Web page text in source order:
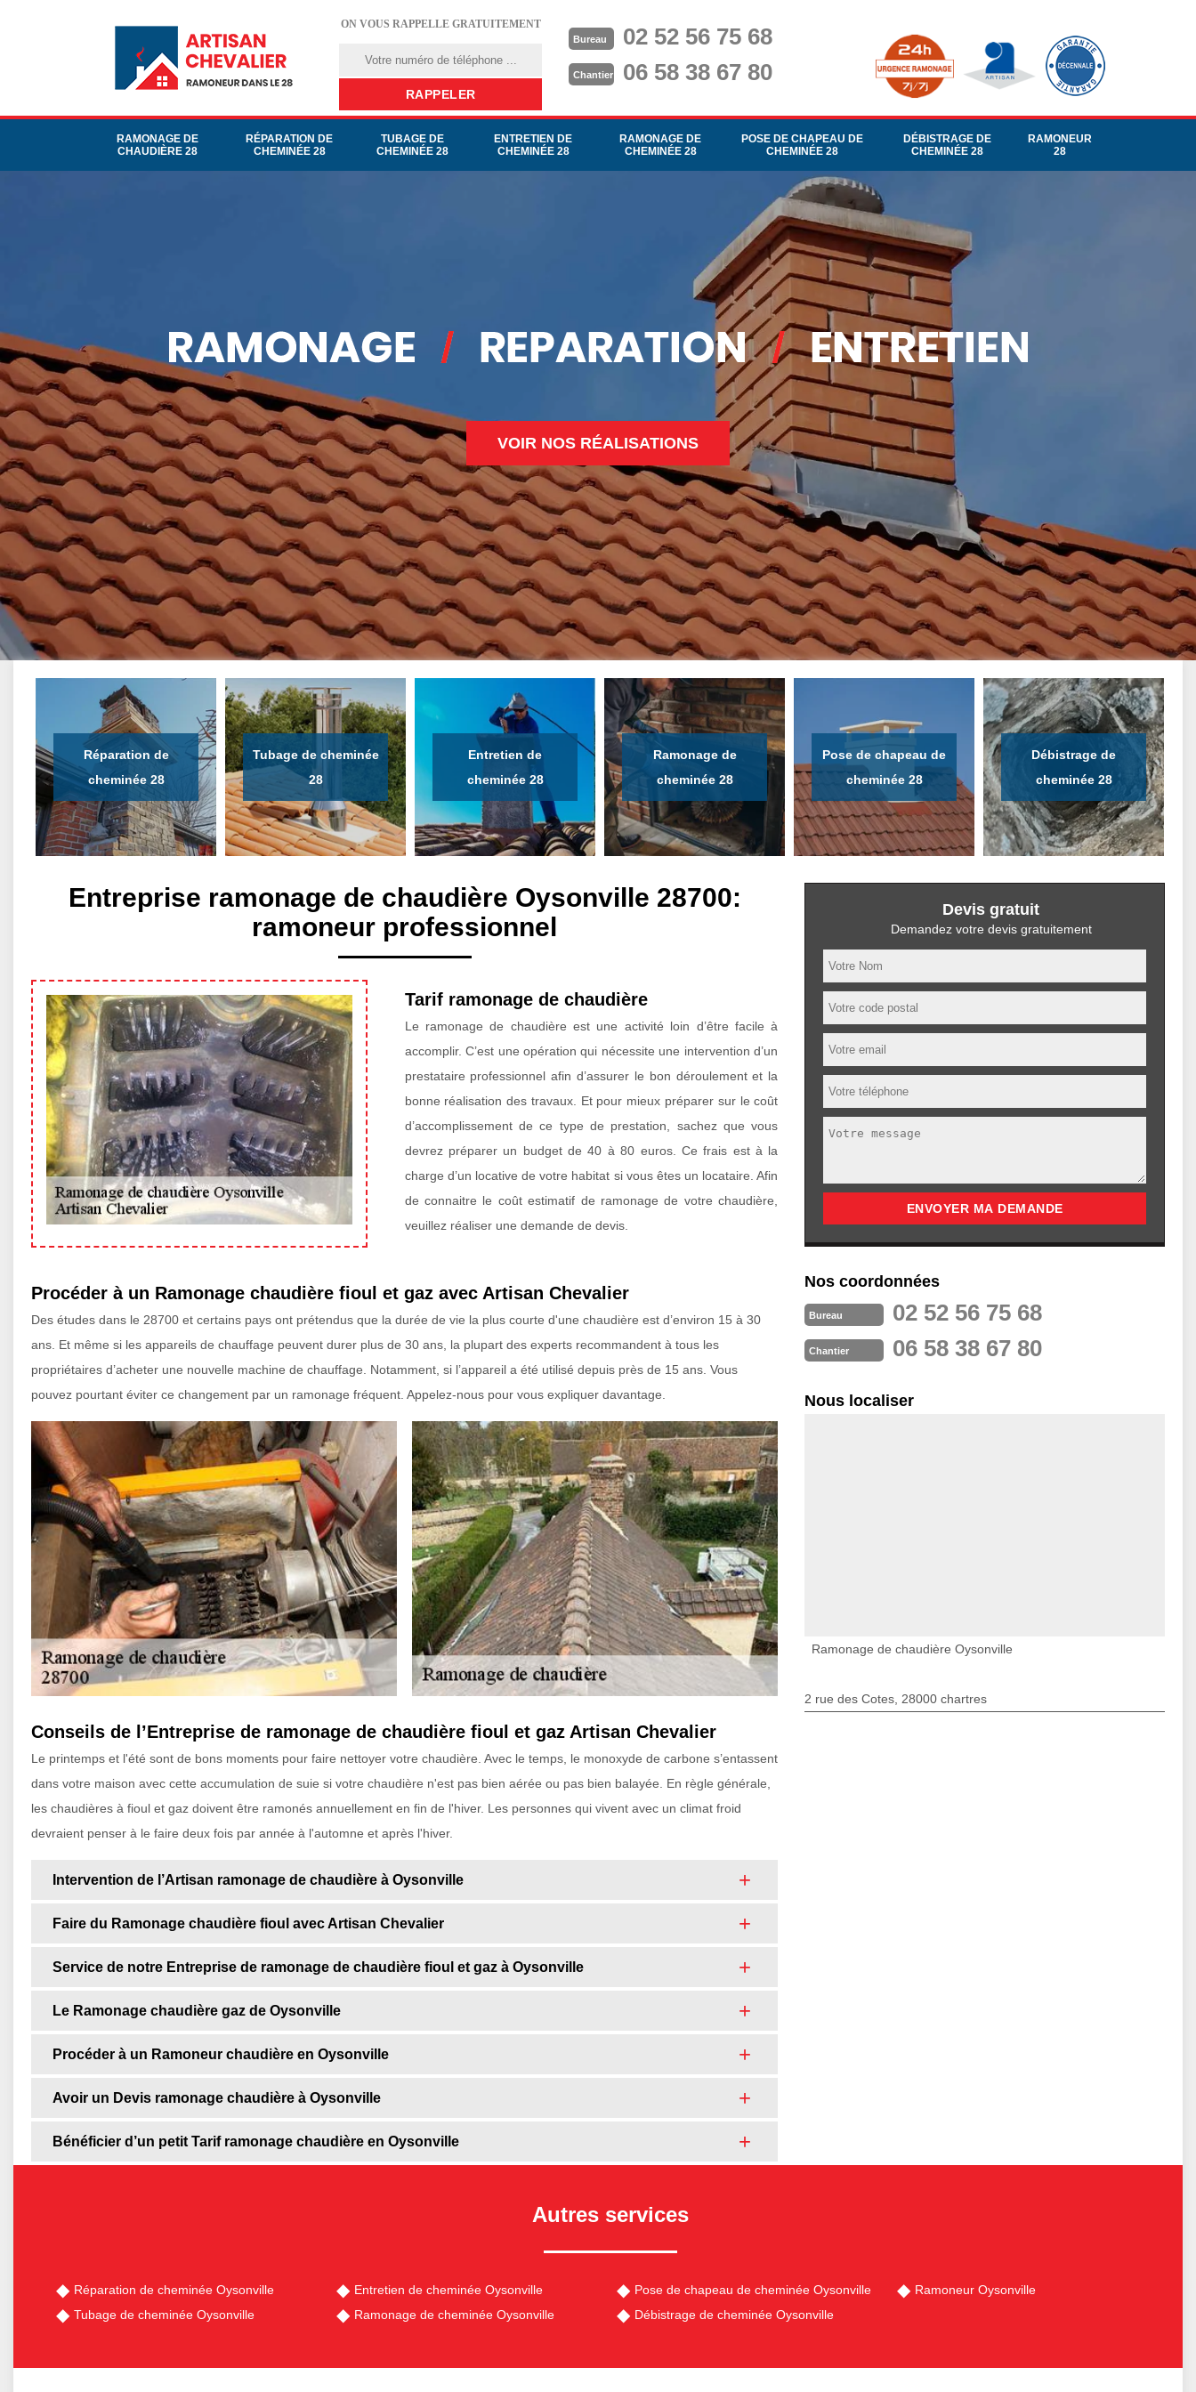
ON VOUS RAPPELLE GRATUITEMENT
Bureau 02 52 56 75 68
Chantier 06 58 38 67 80
RAMONAGE DE
CHAUDIÈRE 28
RÉPARATION DE
CHEMINÉE 28
TUBAGE DE
CHEMINÉE 28
ENTRETIEN DE
CHEMINÉE 28
RAMONAGE DE
CHEMINÉE 28
POSE DE CHAPEAU DE
CHEMINÉE 28
DÉBISTRAGE DE
CHEMINÉE 28
RAMONEUR
28
VOIR NOS RÉALISATIONS
Réparation de
cheminée 28
Tubage de cheminée
28
Entretien de
cheminée 28
Ramonage de
cheminée 28
Pose de chapeau de
cheminée 28
Débistrage de
cheminée 28
Entreprise ramonage de chaudière Oysonville 28700:
ramoneur professionnel
Tarif ramonage de chaudière
Le ramonage de chaudière est une activité loin d’être facile à
accomplir. C’est une opération qui nécessite une intervention d’un
prestataire professionnel afin d’assurer le bon déroulement et la
bonne réalisation des travaux. Et pour mieux préparer sur le coût
d’accomplissement de ce type de prestation, sachez que vous
devrez préparer un budget de 40 à 80 euros. Ce frais est à la
charge d’un locative de votre habitat si vous êtes un locataire. Afin
de connaitre le coût estimatif de ramonage de votre chaudière,
veuillez réaliser une demande de devis.
Procéder à un Ramonage chaudière fioul et gaz avec Artisan Chevalier
Des études dans le 28700 et certains pays ont prétendus que la durée de vie la plus courte d'une chaudière est d’environ 15 à 30
ans. Et même si les appareils de chauffage peuvent durer plus de 30 ans, la plupart des experts recommandent à tous les
propriétaires d’acheter une nouvelle machine de chauffage. Notamment, si l’appareil a été utilisé depuis près de 15 ans. Vous
pouvez pourtant éviter ce changement par un ramonage fréquent. Appelez-nous pour vous expliquer davantage.
Conseils de l’Entreprise de ramonage de chaudière fioul et gaz Artisan Chevalier
Le printemps et l'été sont de bons moments pour faire nettoyer votre chaudière. Avec le temps, le monoxyde de carbone s’entassent
dans votre maison avec cette accumulation de suie si votre chaudière n'est pas bien aérée ou pas bien balayée. En règle générale,
les chaudières à fioul et gaz doivent être ramonés annuellement en fin de l'hiver. Les personnes qui vivent avec un climat froid
devraient penser à le faire deux fois par année à l'automne et après l'hiver.
Intervention de l’Artisan ramonage de chaudière à Oysonville
Faire du Ramonage chaudière fioul avec Artisan Chevalier
Service de notre Entreprise de ramonage de chaudière fioul et gaz à Oysonville
Le Ramonage chaudière gaz de Oysonville
Procéder à un Ramoneur chaudière en Oysonville
Avoir un Devis ramonage chaudière à Oysonville
Bénéficier d’un petit Tarif ramonage chaudière en Oysonville
Devis gratuit
Demandez votre devis gratuitement
Nos coordonnées
Bureau 02 52 56 75 68
Chantier 06 58 38 67 80
Nous localiser
Ramonage de chaudière Oysonville
2 rue des Cotes, 28000 chartres
Autres services
Réparation de cheminée Oysonville
Tubage de cheminée Oysonville
Entretien de cheminée Oysonville
Ramonage de cheminée Oysonville
Pose de chapeau de cheminée Oysonville
Débistrage de cheminée Oysonville
Ramoneur Oysonville